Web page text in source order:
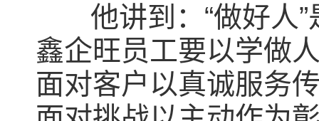
他讲到：“做好人”
鑫企旺员工要以学做
面对客户以真诚服务